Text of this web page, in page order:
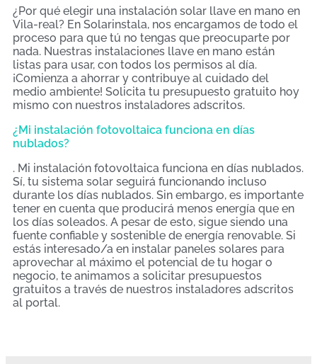
¿Por qué elegir una instalación solar llave en mano en
Vila-real? En Solarinstala, nos encargamos de todo el
proceso para que tú no tengas que preocuparte por
nada. Nuestras instalaciones llave en mano están
listas para usar, con todos los permisos al día.
¡Comienza a ahorrar y contribuye al cuidado del
medio ambiente! Solicita tu presupuesto gratuito hoy
mismo con nuestros instaladores adscritos.
¿Mi instalación fotovoltaica funciona en días
nublados?
. Mi instalación fotovoltaica funciona en días nublados.
Sí, tu sistema solar seguirá funcionando incluso
durante los días nublados. Sin embargo, es importante
tener en cuenta que producirá menos energía que en
los días soleados. A pesar de esto, sigue siendo una
fuente confiable y sostenible de energía renovable. Si
estás interesado/a en instalar paneles solares para
aprovechar al máximo el potencial de tu hogar o
negocio, te animamos a solicitar presupuestos
gratuitos a través de nuestros instaladores adscritos
al portal.